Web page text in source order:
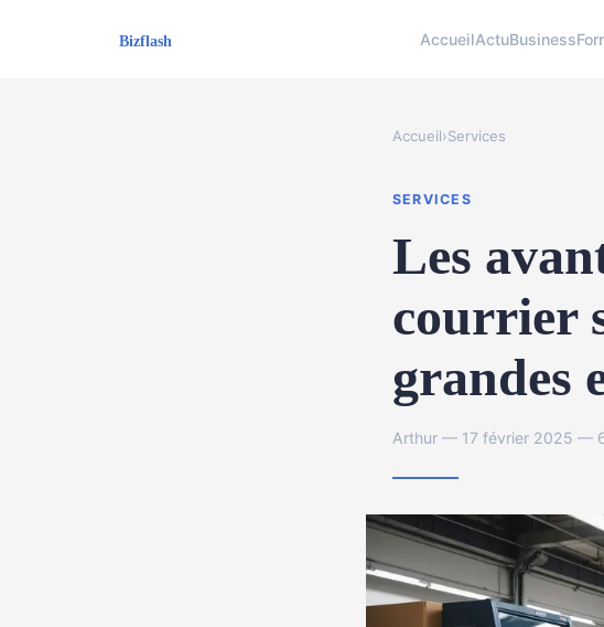
AccueilActuBusiness
Accueil›Services
SERVICES
Les
courrier
grandes
Arthur — 17 février 2025 —